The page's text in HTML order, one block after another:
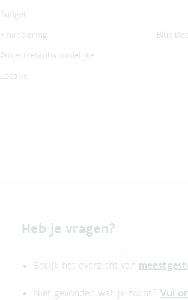
Budget
Financiering
Blue
Projectverantwoordelijke
Locatie
Heb je vragen?
Bekijk het overzicht van
Niet gevonden wat je zocht? Vul